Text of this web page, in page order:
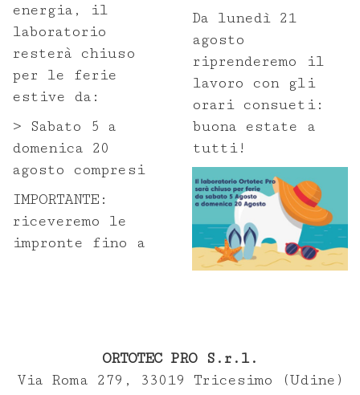
Formazione
Corsi
Contributi scientifici
Nuove tecnologie
Produzione
Lavorazioni
Area download
energia, il
laboratorio
resterà chiuso
per le ferie
estive da:
> Sabato 5 a
domenica 20
agosto compresi
IMPORTANTE:
riceveremo le
impronte fino a
Da lunedì 21
agosto
riprenderemo il
lavoro con gli
orari consueti:
buona estate a
tutti!
ORTOTEC PRO S.r.l.
Via Roma 279, 33019 Tricesimo (Udine)